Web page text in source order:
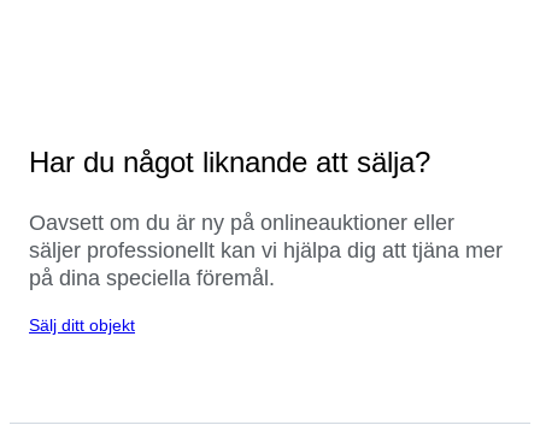
Har du något liknande att sälja?
Oavsett om du är ny på onlineauktioner eller
säljer professionellt kan vi hjälpa dig att tjäna mer
på dina speciella föremål.
Sälj ditt objekt